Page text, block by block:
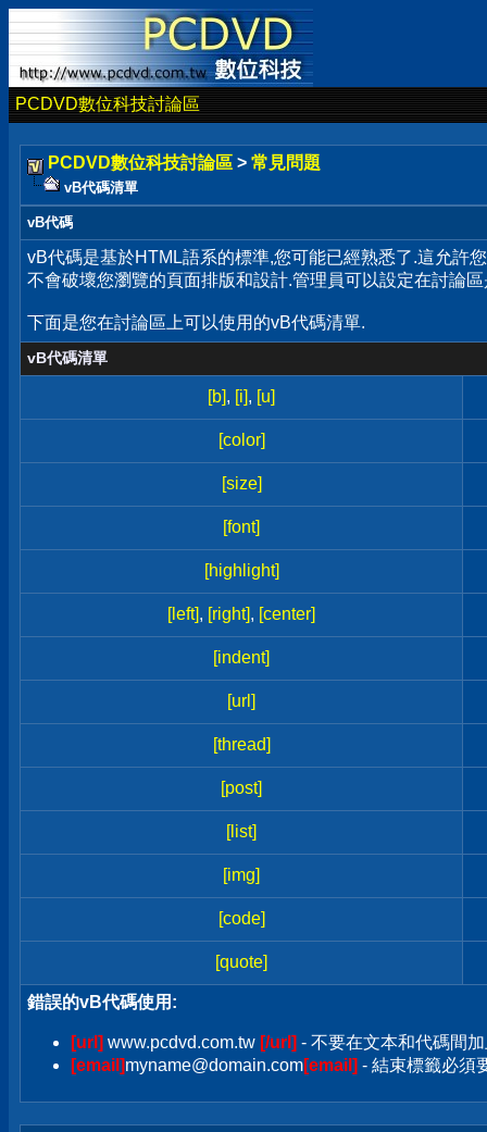
PCDVD數位科技討論區
PCDVD數位科技討論區 > 常見問題
vB代碼清單
vB代碼
vB代碼是基於HTML語系的標準,您可能已經熟悉了.這允許
不會破壞您瀏覽的頁面排版和設計.管理員可以設定在討論
下面是您在討論區上可以使用的vB代碼清單.
vB代碼清單
[b], [i], [u]
[color]
[size]
[font]
[highlight]
[left], [right], [center]
[indent]
[url]
[thread]
[post]
[list]
[img]
[code]
[quote]
錯誤的vB代碼使用:
[url] www.pcdvd.com.tw [/url] - 不要在文本和代碼間
[email]myname@domain.com[email] - 結束標籤必須